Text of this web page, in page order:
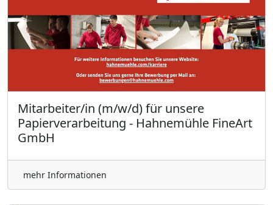
Mitarbeiter/in (m/w/d) für unsere
Papierverarbeitung - Hahnemühle FineArt
GmbH
mehr Informationen